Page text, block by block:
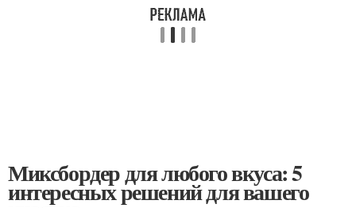
Миксбордер для любого вкуса: 5
интересных решений для вашего